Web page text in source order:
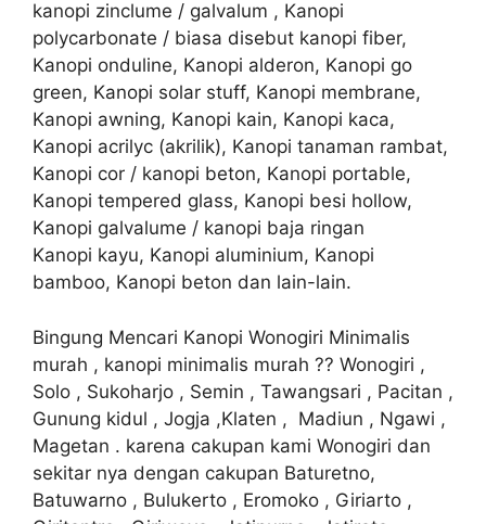
kanopi zinclume / galvalum , Kanopi
polycarbonate / biasa disebut kanopi fiber,
Kanopi onduline, Kanopi alderon, Kanopi go
green, Kanopi solar stuff, Kanopi membrane,
Kanopi awning, Kanopi kain, Kanopi kaca,
Kanopi acrilyc (akrilik), Kanopi tanaman rambat,
Kanopi cor / kanopi beton, Kanopi portable,
Kanopi tempered glass, Kanopi besi hollow,
Kanopi galvalume / kanopi baja ringan
Kanopi kayu, Kanopi aluminium, Kanopi
bamboo, Kanopi beton dan lain-lain.
Bingung Mencari Kanopi Wonogiri Minimalis
murah , kanopi minimalis murah ?? Wonogiri ,
Solo , Sukoharjo , Semin , Tawangsari , Pacitan ,
Gunung kidul , Jogja ,Klaten , Madiun , Ngawi ,
Magetan . karena cakupan kami Wonogiri dan
sekitar nya dengan cakupan Baturetno,
Batuwarno , Bulukerto , Eromoko , Giriarto ,